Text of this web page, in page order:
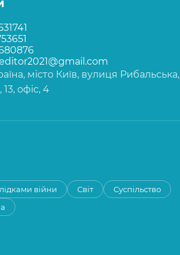
місто Київ, вулиця Рибальська,
офіс, 4
війни Світ
Суспільство